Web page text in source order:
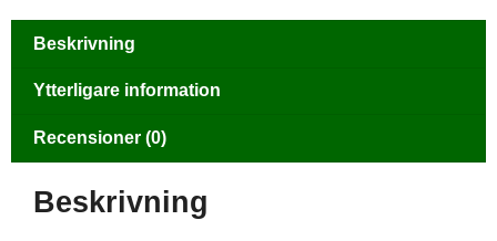
Beskrivning
Ytterligare information
Recensioner (0)
Beskrivning